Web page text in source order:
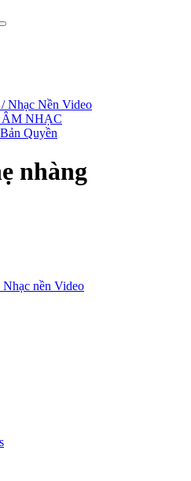
Nhạc Nền Video
NHẠC
Quyền
nhàng
nền Video